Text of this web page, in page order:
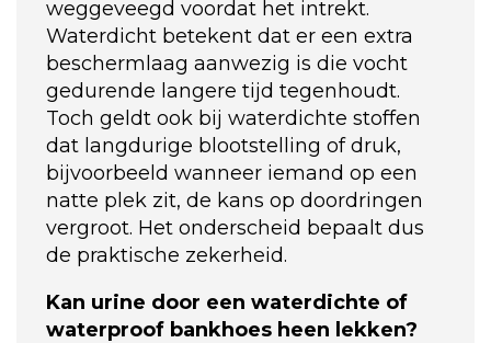
weggeveegd voordat het intrekt.
Waterdicht betekent dat er een extra
beschermlaag aanwezig is die vocht
gedurende langere tijd tegenhoudt.
Toch geldt ook bij waterdichte stoffen
dat langdurige blootstelling of druk,
bijvoorbeeld wanneer iemand op een
natte plek zit, de kans op doordringen
vergroot. Het onderscheid bepaalt dus
de praktische zekerheid.
Kan urine door een waterdichte of
waterproof bankhoes heen lekken?